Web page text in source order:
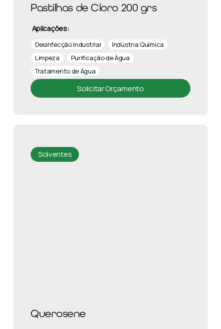
Pastilhas de Cloro 200 grs
Aplicações:
Desinfecção Industrial
Indústria Química
Limpeza
Purificação de Água
Tratamento de Água
Solicitar Orçamento
Solventes
Querosene